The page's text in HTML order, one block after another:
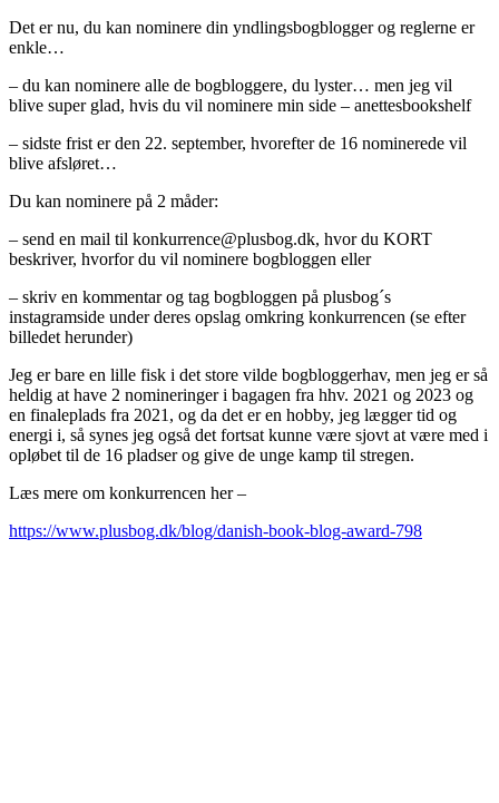
Det er nu, du kan nominere din yndlingsbogblogger og reglerne er
enkle…
– du kan nominere alle de bogbloggere, du lyster… men jeg vil
blive super glad, hvis du vil nominere min side – anettesbookshelf
– sidste frist er den 22. september, hvorefter de 16 nominerede vil
blive afsløret…
Du kan nominere på 2 måder:
– send en mail til konkurrence@plusbog.dk, hvor du KORT
beskriver, hvorfor du vil nominere bogbloggen eller
– skriv en kommentar og tag bogbloggen på plusbog´s
instagramside under deres opslag omkring konkurrencen (se efter
billedet herunder)
Jeg er bare en lille fisk i det store vilde bogbloggerhav, men jeg er så
heldig at have 2 nomineringer i bagagen fra hhv. 2021 og 2023 og
en finaleplads fra 2021, og da det er en hobby, jeg lægger tid og
energi i, så synes jeg også det fortsat kunne være sjovt at være med i
opløbet til de 16 pladser og give de unge kamp til stregen.
Læs mere om konkurrencen her –
https://www.plusbog.dk/blog/danish-book-blog-award-798